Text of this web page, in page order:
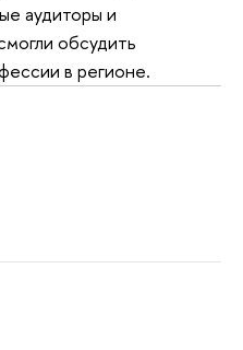
аудиторы и
обсудить
в регионе.